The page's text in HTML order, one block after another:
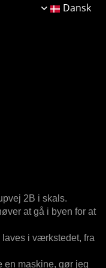
Dansk
2B i skals.
at gå i byen for at
i værkstedet, fra
en maskine, gør jeg